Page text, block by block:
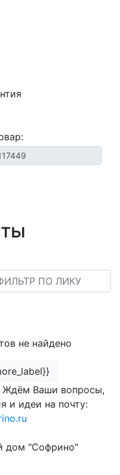
не найдено
Ждём Ваши вопросы,
и идеи на почту:
дом "Софрино"